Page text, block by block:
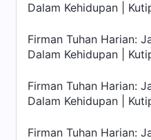
Dalam Kehidupan |
Firman Tuhan Harian:
Dalam Kehidupan |
Firman Tuhan Harian:
Dalam Kehidupan |
Firman Tuhan Harian: